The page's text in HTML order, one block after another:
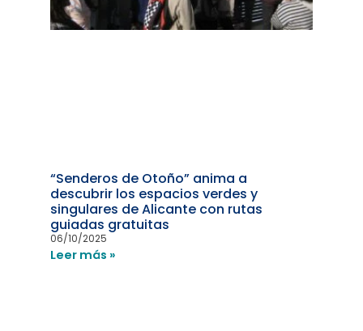
“Senderos de Otoño” anima a
descubrir los espacios verdes y
singulares de Alicante con rutas
guiadas gratuitas
06/10/2025
Leer más »